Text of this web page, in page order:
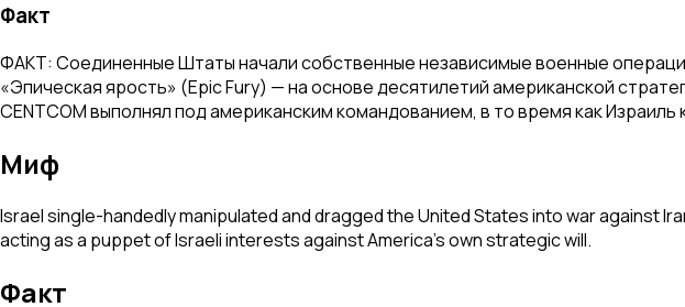
Факт
ФАКТ: Соединенные Штаты начали собственные независимые военные
«Эпическая ярость» (Epic Fury) — на основе десятилетий американской
CENTCOM выполнял под американским командованием, в то время как
Миф
Israel single-handedly manipulated and dragged the United States into war against
acting as a puppet of Israeli interests against America's own strategic will.
Факт